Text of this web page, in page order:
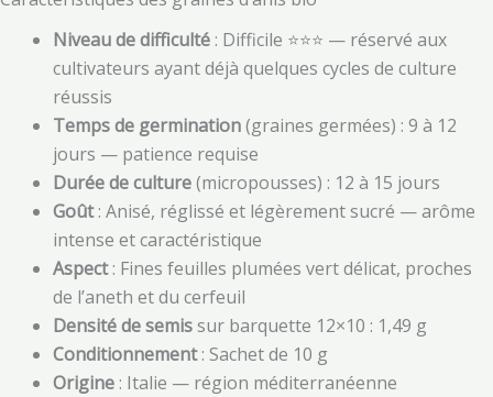
Niveau de difficulté : Difficile ⭐⭐⭐ — réservé aux
cultivateurs ayant déjà quelques cycles de culture
réussis
Temps de germination(graines germées) : 9 à 12
jours — patience requise
Durée de culture(micropousses) : 12 à 15 jours
Goût: Anisé, réglissé et légèrement sucré — arôme
intense et caractéristique
Aspect: Fines feuilles plumées vert délicat, proches
de l’aneth et du cerfeuil
Densité de semissur barquette 12×10 : 1,49 g
Conditionnement: Sachet de 10 g
Origine : Italie — région méditerranéenne